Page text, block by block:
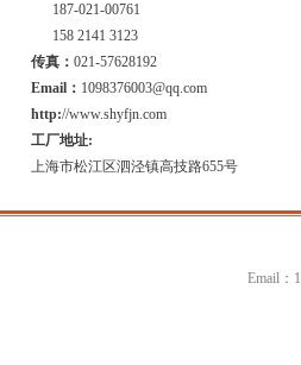
187-021-00761
158 2141 3123
传真： 021-57628192
Email： 1098376003@qq.com
http://www.shyfjn.com
工厂地址:
上海市松江区泗泾镇高技路655号
Email：